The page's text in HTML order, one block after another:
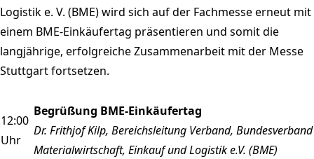
Logistik e. V. (BME) wird sich auf der Fachmesse erneut mit
einem BME-Einkäufertag präsentieren und somit die
langjährige, erfolgreiche Zusammenarbeit mit der Messe
Stuttgart fortsetzen.
12:00
Uhr
Begrüßung BME-Einkäufertag
Dr. Frithjof Kilp, Bereichsleitung Verband, Bundesverband
Materialwirtschaft, Einkauf und Logistik e.V. (BME)